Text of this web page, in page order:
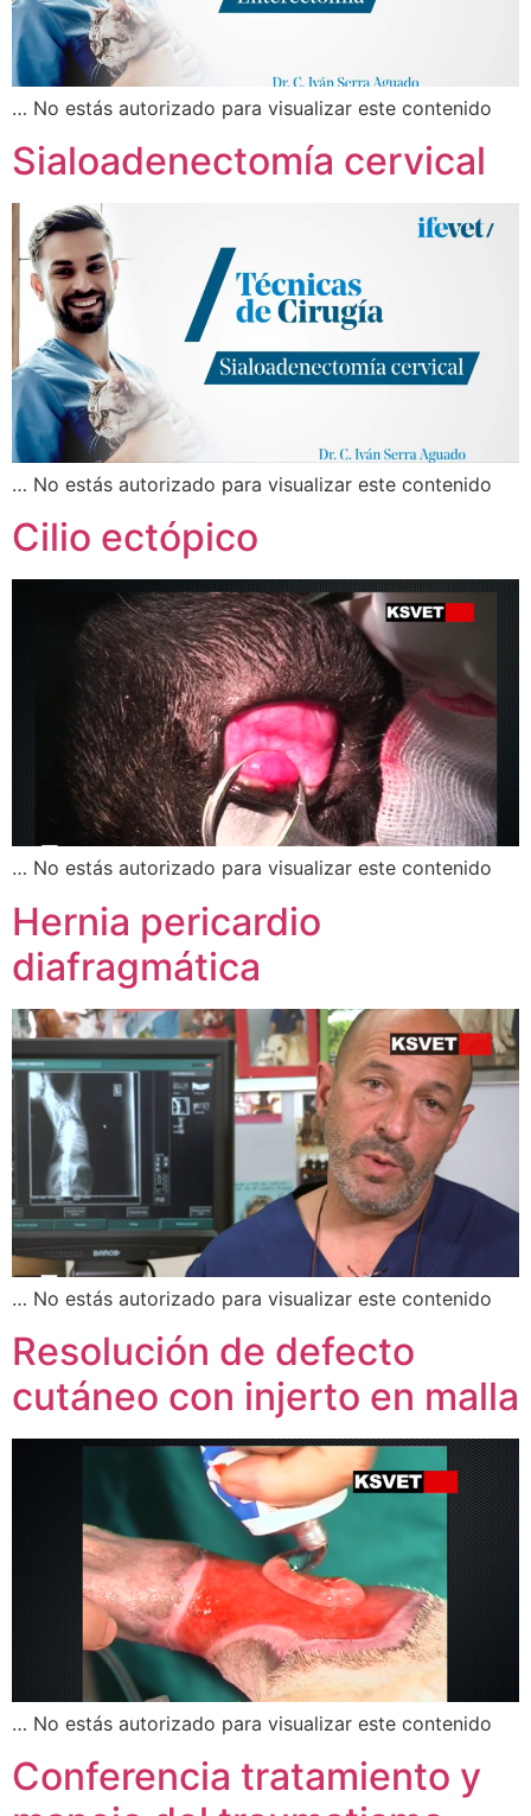
… No estás autorizado para visualizar este contenido
Sialoadenectomía cervical
… No estás autorizado para visualizar este contenido
Cilio ectópico
… No estás autorizado para visualizar este contenido
Hernia pericardio
diafragmática
… No estás autorizado para visualizar este contenido
Resolución de defecto
cutáneo con injerto en malla
… No estás autorizado para visualizar este contenido
Conferencia tratamiento y